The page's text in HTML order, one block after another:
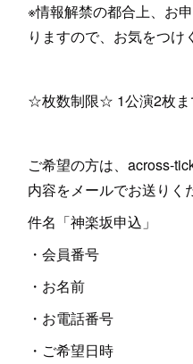
※情報解禁の都合上、お
りますので、お気をつけ
☆枚数制限☆ 1公演2枚ま
ご希望の方は、across-
内容をメールでお送りく
件名「神楽坂申込」
・会員番号
・お名前
・お電話番号
・ご希望日時